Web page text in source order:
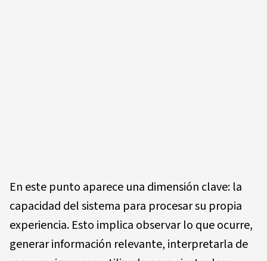
En este punto aparece una dimensión clave: la
capacidad del sistema para procesar su propia
experiencia. Esto implica observar lo que ocurre,
generar información relevante, interpretarla de